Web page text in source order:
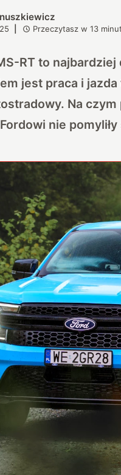
Przeczytasz w13 minut
RT to
jest praca i
Na
nie